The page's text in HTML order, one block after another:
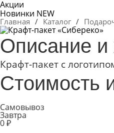
Акции
Новинки NEW
Главная / Каталог /
Описание и
Крафт-пакет с
Стоимость
Самовывоз
Завтра
0 ₽